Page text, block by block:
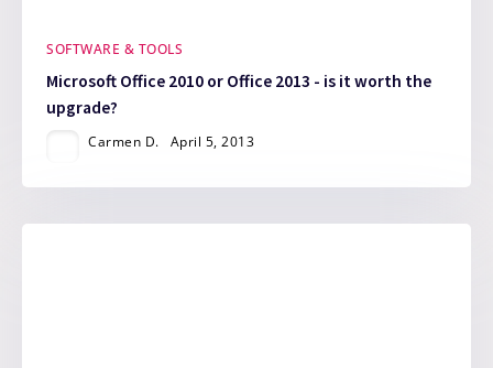
SOFTWARE & TOOLS
Microsoft Office 2010 or Office 2013 - is it worth the
upgrade?
Carmen D. April 5, 2013